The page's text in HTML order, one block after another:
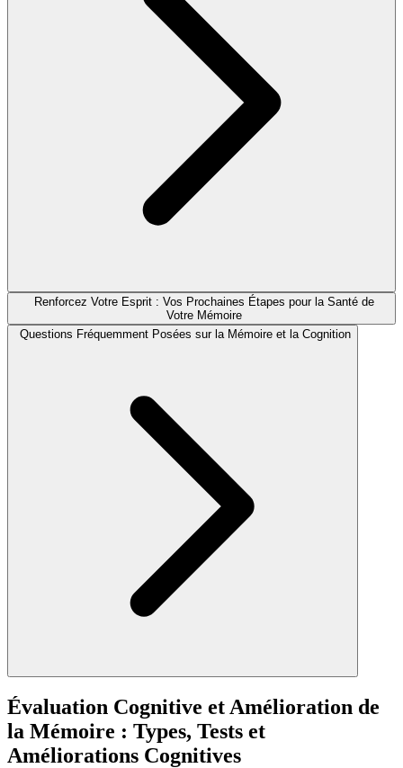
Renforcez Votre Esprit : Vos Prochaines Étapes pour la Santé de
Votre Mémoire
Questions Fréquemment Posées sur la Mémoire et la Cognition
Évaluation Cognitive et Amélioration de
la Mémoire : Types, Tests et
Améliorations Cognitives